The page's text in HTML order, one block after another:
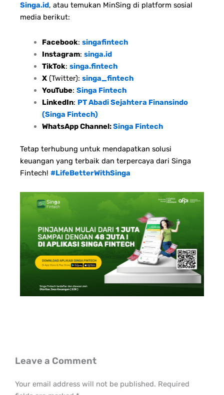
Singa.id, atau temukan MinSing di platform sosial
media berikut:
Facebook: singafintech
Instagram: singa.id
TikTok: singa.fintech
X(Twitter): singa_fintech
YouTube: Singa Fintech
LinkedIn: PT Abadi Sejahtera Finansindo
(Singa Fintech)
WhatsApp Channel:Singa Fintech
Tetap terhubung untuk mendapatkan solusi
keuangan yang terbaik dan terpercaya dari Singa
Fintech! #LifeBetterWithSinga
Leave a Comment
Your email address will not be published. Required